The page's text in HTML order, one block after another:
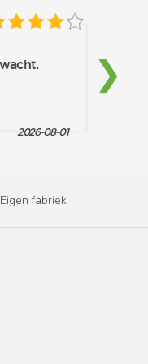
Eigen fabriek